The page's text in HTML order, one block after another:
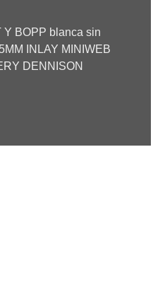
Y BOPP blanca sin
INLAY MINIWEB
DENNISON